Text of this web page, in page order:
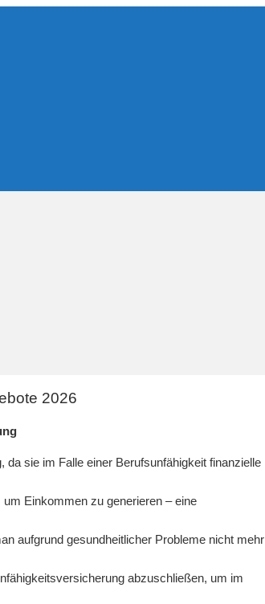
2026
sie im Falle einer Berufsunfähigkeit finanzielle
Einkommen zu generieren – eine
aufgrund gesundheitlicher Probleme nicht mehr
abzuschließen, um im